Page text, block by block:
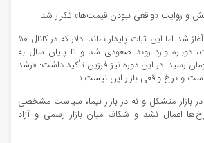
سال ۱۴۰۲ با ثبات نسبی آغاز شد اما این ثبات پایدار نماند. دلار که در کانال ۵۰
دوباره وارد روند صعودی شد و تا پایان سال به
تا ۶۵ هزار تومان رسید. در این دوره نیز فرزین تأکید داشت: «رشد
و نرخ واقعی بازار این نیست.»
در بازار متشکل و نه در بازار نیما، سیاست مشخصی
اعمال نشد و شکاف میان بازار رسمی و آزاد